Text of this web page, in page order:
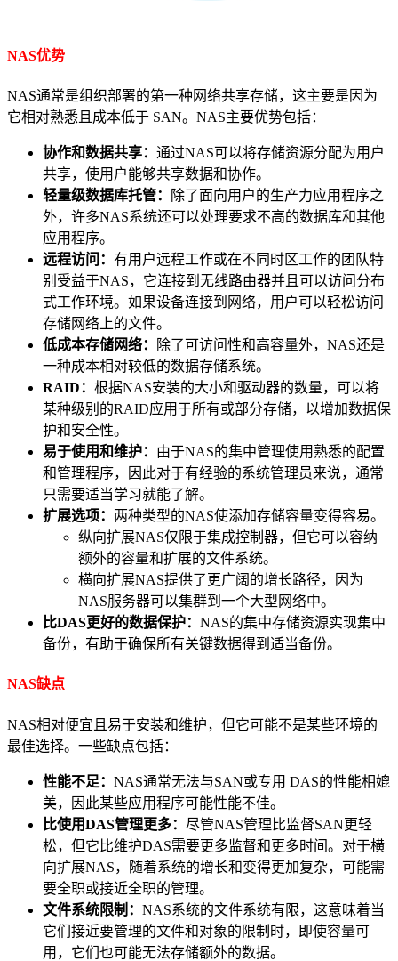
NAS优势
NAS通常是组织部署的第一种网络共享存储，这主要是因为
它相对熟悉且成本低于 SAN。NAS主要优势包括：
协作和数据共享： 通过NAS可以将存储资源分配为用户
共享，使用户能够共享数据和协作。
轻量级数据库托管：
除了面向用户的生产力应用程序之
外，许多NAS系统还可以处理要求不高的数据库和其他
应用程序。
远程访问： 有用户远程工作或在不同时区工作的团队特
别受益于NAS，它连接到无线路由器并且可以访问分布
式工作环境。如果设备连接到网络，用户可以轻松访问
存储网络上的文件。
低成本存储网络：
除了可访问性和高容量外，NAS还是
一种成本相对较低的数据存储系统。
RAID： 根据NAS安装的大小和驱动器的数量，可以将
某种级别的RAID应用于所有或部分存储，以增加数据保
护和安全性。
易于使用和维护： 由于NAS的集中管理使用熟悉的配置
和管理程序，因此对于有经验的系统管理员来说，通常
只需要适当学习就能了解。
扩展选项： 两种类型的NAS使添加存储容量变得容易。
纵向扩展NAS仅限于集成控制器，但它可以容纳
额外的容量和扩展的文件系统。
横向扩展NAS提供了更广阔的增长路径，因为
NAS服务器可以集群到一个大型网络中。
比DAS更好的数据保护： NAS的集中存储资源实现集中
备份，有助于确保所有关键数据得到适当备份。
NAS缺点
NAS相对便宜且易于安装和维护，但它可能不是某些环境的
最佳选择。一些缺点包括：
性能不足： NAS通常无法与SAN或专用 DAS的性能相媲
美，因此某些应用程序可能性能不佳。
比使用DAS管理更多： 尽管NAS管理比监督SAN更轻
松，但它比维护DAS需要更多监督和更多时间。对于横
向扩展NAS，随着系统的增长和变得更加复杂，可能需
要全职或接近全职的管理。
文件系统限制： NAS系统的文件系统有限，这意味着当
它们接近要管理的文件和对象的限制时，即使容量可
用，它们也可能无法存储额外的数据。